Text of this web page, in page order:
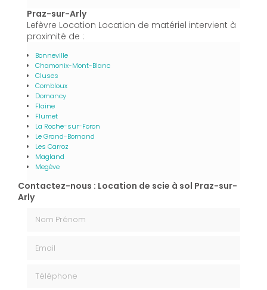
Praz-sur-Arly
Lefèvre Location Location de matériel intervient à
proximité de :
Bonneville
Chamonix-Mont-Blanc
Cluses
Combloux
Domancy
Flaine
Flumet
La Roche-sur-Foron
Le Grand-Bornand
Les Carroz
Magland
Megève
Contactez-nous : Location de scie à sol Praz-sur-
Arly